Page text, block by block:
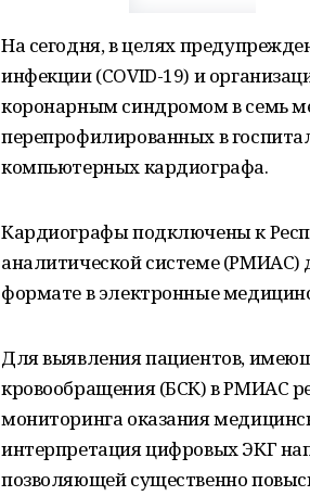
На сегодня, в целях
инфекции (COVID-19) и
коронарным синдромом в семь
перепрофилированных в
компьютерных кардиографа.
Кардиографы подключены к
аналитической системе
формате в электронные
Для выявления пациентов,
кровообращения (БСК) в РМИАС
мониторинга оказания
интерпретация цифровых ЭКГ
позволяющей существенно